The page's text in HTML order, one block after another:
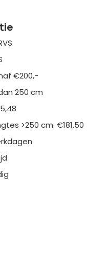
€200,-
250 cm
>250 cm: €181,50